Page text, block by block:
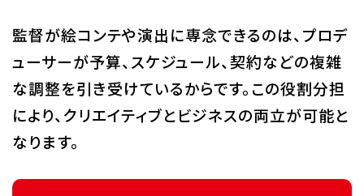
監督が絵コンテや演出に専念できるのは、プロデ
ューサーが予算、スケジュール、契約などの複雑
な調整を引き受けているからです。この役割分担
により、クリエイティブとビジネスの両立が可能と
なります。